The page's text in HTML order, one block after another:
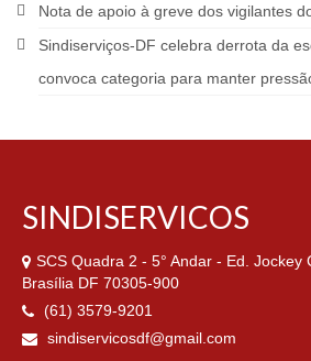
Nota de apoio à greve dos vigilantes
Sindiserviços-DF celebra derrota da
convoca categoria para manter
SINDISERVICOS
SCS Quadra 2 - 5° Andar - Ed. Jockey
Brasília DF 70305-900
(61) 3579-9201
sindiservicosdf@gmail.com